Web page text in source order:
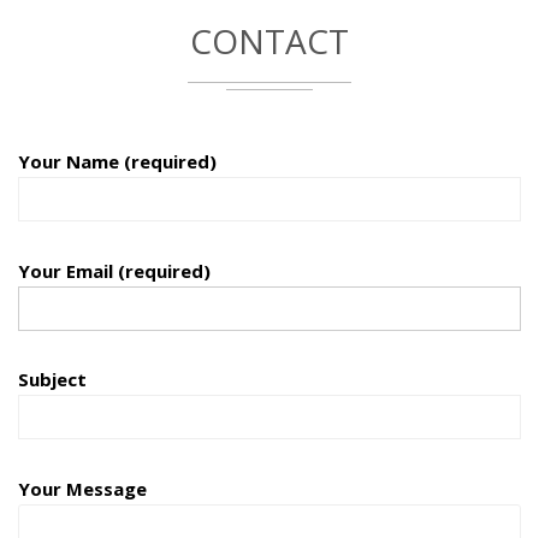
CONTACT
Your Name (required)
Your Email (required)
Subject
Your Message